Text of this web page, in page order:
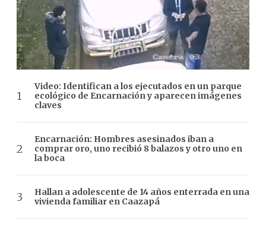
Video: Identifican a los ejecutados en un parque
ecológico de Encarnación y aparecen imágenes
claves
Encarnación: Hombres asesinados iban a
comprar oro, uno recibió 8 balazos y otro uno en
la boca
Hallan a adolescente de 14 años enterrada en una
vivienda familiar en Caazapá